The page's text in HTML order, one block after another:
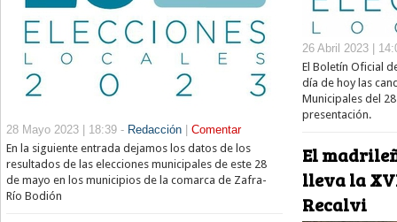
28 Mayo 2023 | 18:39 - Redacción| Comentar
En la siguiente entrada dejamos los datos de los
resultados de las elecciones municipales de este 28
de mayo en los municipios de la comarca de Zafra-
Río Bodión
26 Abril 2023 |
El Boletín Oficial
día de hoy las
Municipales del
presentación.
El
lleva la
Recalvi